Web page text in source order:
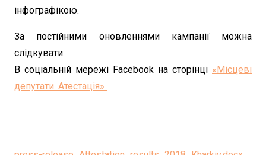
інфографікою.
За постійними оновленнями кампанії можна
слідкувати:
В соціальній мережі Facebook на сторінці «Місцеві
депутати. Атестація»